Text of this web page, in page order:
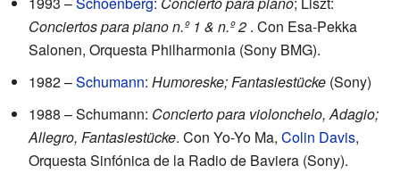
Conciertos para piano n.º 1 & n.º 2 . Con Esa-Pekka
Salonen, Orquesta Philharmonia (Sony BMG).
1982 –Schumann: Humoreske; Fantasiestücke (Sony)
1988 – Schumann: Concierto para violonchelo, Adagio;
Allegro, Fantasiestücke. Con Yo-Yo Ma, Colin Davis,
Orquesta Sinfónica de la Radio de Baviera (Sony).